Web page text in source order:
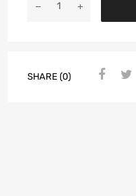
SHARE (0)